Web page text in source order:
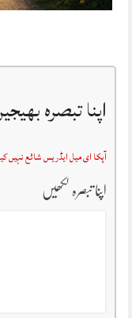
اپنا تبصرہ
آپکا ای میل ایڈریس شائع نہیں
اپنا تبصرہ لکھیں